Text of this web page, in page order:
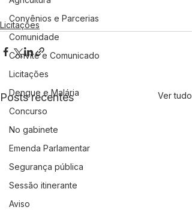
Convênios e Parcerias
Comunidade
Convite e Comunicado
Licitações
Dengue e Malária
Concurso
No gabinete
Emenda Parlamentar
Segurança pública
Sessão itinerante
Aviso
Licitações
Posts recentes Ver tudo